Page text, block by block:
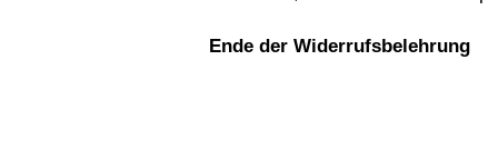
Ende der Widerrufsbelehrung